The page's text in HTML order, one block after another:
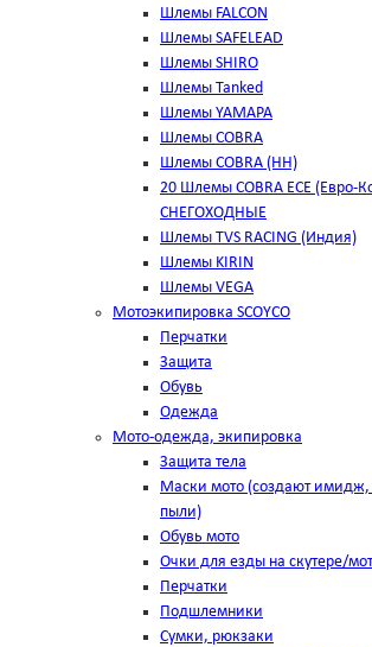
Шлемы FALCON
Шлемы SAFELEAD
Шлемы SHIRO
Шлемы Tanked
Шлемы YAMAPA
Шлемы COBRA
Шлемы COBRA (HH)
20 Шлемы COBRA ECE (Евро-
СНЕГОХОДНЫЕ
Шлемы TVS RACING (Индия)
Шлемы KIRIN
Шлемы VEGA
Мотоэкипировка SCOYCO
Перчатки
Защита
Обувь
Одежда
Мото-одежда, экипировка
Защита тела
Маски мото (создают имидж,
пыли)
Обувь мото
Очки для езды на скутере/
Перчатки
Подшлемники
Сумки, рюкзаки